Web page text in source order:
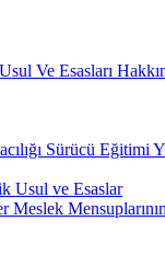
Ve Esasları
Sürücü Eğitimi
Usul ve Esaslar